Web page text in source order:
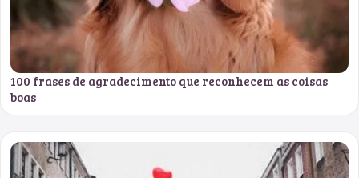
100 frases de agradecimento que reconhecem as coisas
boas